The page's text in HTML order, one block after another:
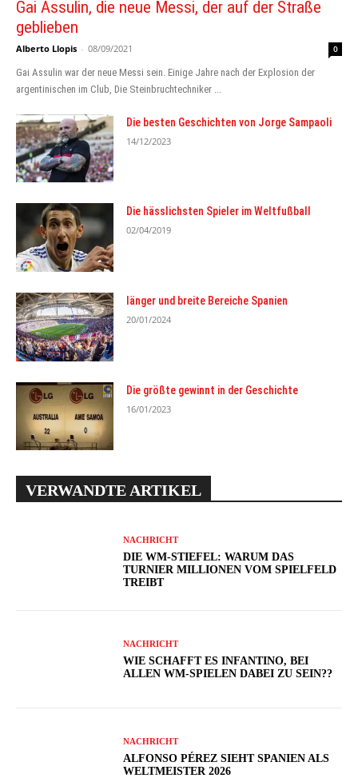
Gai Assulin, die neue Messi, der auf der Straße
geblieben
Alberto Llopis - 08/09/2021 0
Gai Assulin war der neue Messi sein. Einige Jahre nach der Explosion der
argentinischen im Club, Die Steinbruchtechniker ...
Die besten Geschichten von Jorge Sampaoli
14/12/2023
Die hässlichsten Spieler im Weltfußball
02/04/2019
länger und breite Bereiche Spanien
20/01/2024
Die größte gewinnt in der Geschichte
16/01/2023
VERWANDTE ARTIKEL
NACHRICHT
DIE WM-STIEFEL: WARUM DAS
TURNIER MILLIONEN VOM SPIELFELD
TREIBT
NACHRICHT
WIE SCHAFFT ES INFANTINO, BEI
ALLEN WM-SPIELEN DABEI ZU SEIN??
NACHRICHT
ALFONSO PÉREZ SIEHT SPANIEN ALS
WELTMEISTER 2026